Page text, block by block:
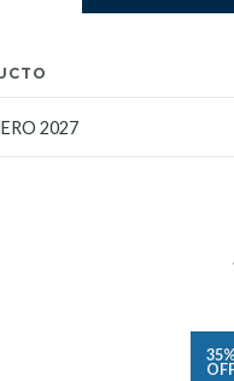
2027
35%